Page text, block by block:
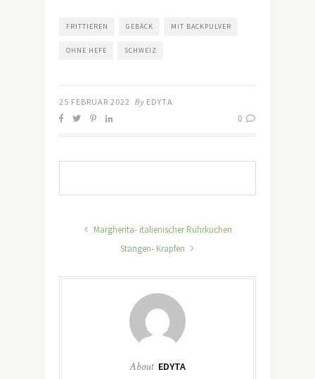
FRITTIEREN GEBÄCK MIT BACKPULVER
OHNE HEFE SCHWEIZ
25 FEBRUAR 2022 By EDYTA
0
Margherita- italienischer Rührkuchen
Stangen- Krapfen
About EDYTA